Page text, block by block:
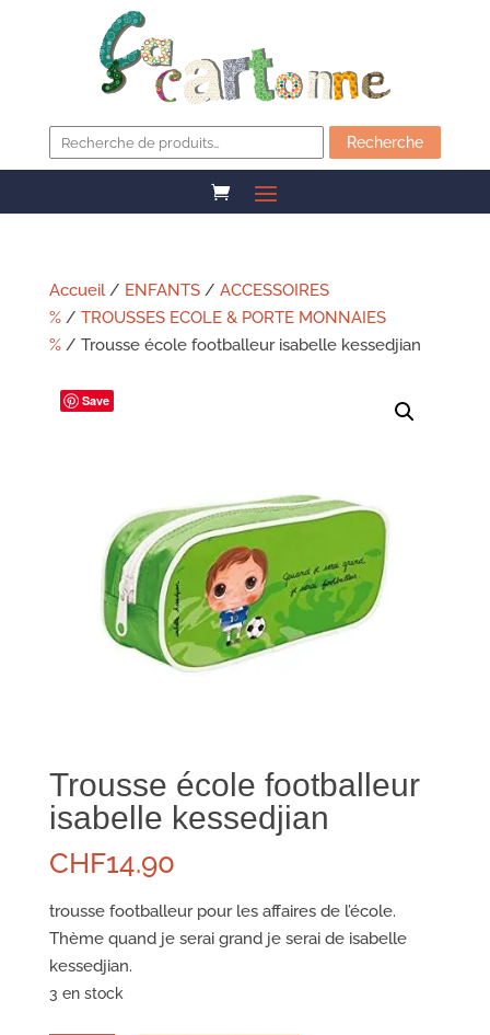
pour :
Recherche
Accueil/ ENFANTS/ ACCESSOIRES
%/ TROUSSES ECOLE & PORTE MONNAIES
%/ Trousse école footballeur isabelle kessedjian
Save
Trousse école footballeur
isabelle kessedjian
CHF14.90
trousse footballeur pour les affaires de l’école.
Thème quand je serai grand je serai de isabelle
kessedjian.
3 en stock